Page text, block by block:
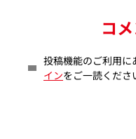
コ
投稿機能のご利用に
インをご一読くださ